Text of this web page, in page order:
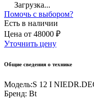
Загрузка...
Помочь с выбором?
Есть в наличии
Цена от 48000 ₽
Уточнить цену
Общие сведения о технике
Модель:S 12 I
Бренд: Bt